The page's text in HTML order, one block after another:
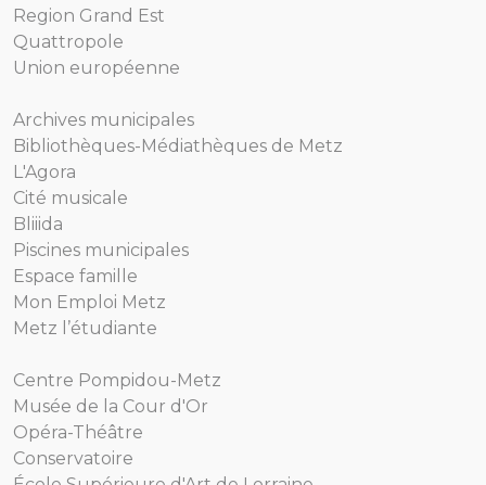
Region Grand Est
Quattropole
Union européenne
Archives municipales
Bibliothèques-Médiathèques de Metz
L'Agora
Cité musicale
Bliiida
Piscines municipales
Espace famille
Mon Emploi Metz
Metz l’étudiante
Centre Pompidou-Metz
Musée de la Cour d'Or
Opéra-Théâtre
Conservatoire